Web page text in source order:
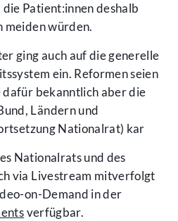
Patient:innen deshalb
meiden würden.
ging auch auf die generelle
ein. Reformen seien
dafür bekanntlich aber die
Ländern und
Nationalrat) kar
Nationalrats und des
via Livestream mitverfolgt
on-Demand in der
verfügbar.